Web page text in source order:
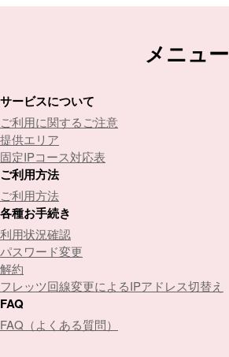
メニュー
サービスについて
ご利用に関するご注意
提供エリア
固定IPコース対応表
ご利用方法
ご利用方法
各種お手続き
利用状況確認
パスワード変更
解約
フレッツ回線変更によるIPアドレス切替え
FAQ
FAQ（よくある質問）